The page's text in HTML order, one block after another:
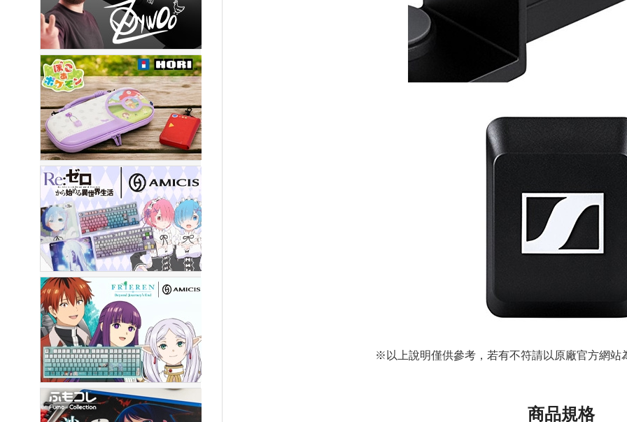
※以上說明僅供參考，若有不符請以原廠官方網站
商品規格